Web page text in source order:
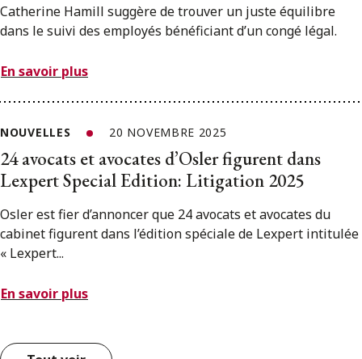
Catherine Hamill suggère de trouver un juste équilibre
dans le suivi des employés bénéficiant d’un congé légal.
En savoir plus
NOUVELLES 20 NOVEMBRE 2025
24 avocats et avocates d’Osler figurent dans
Lexpert Special Edition: Litigation 2025
Osler est fier d’annoncer que 24 avocats et avocates du
cabinet figurent dans l’édition spéciale de Lexpert intitulée
« Lexpert...
En savoir plus